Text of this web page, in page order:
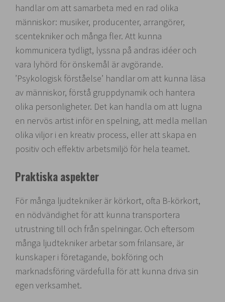
handlar om att samarbeta med en rad olika
människor: musiker, producenter, arrangörer,
scentekniker och många fler. Att kunna
kommunicera tydligt, lyssna på andras idéer och
vara lyhörd för önskemål är avgörande.
’Psykologisk förståelse’ handlar om att kunna läsa
av människor, förstå gruppdynamik och hantera
olika personligheter. Det kan handla om att lugna
en nervös artist inför en spelning, att medla mellan
olika viljor i en kreativ process, eller att skapa en
positiv och effektiv arbetsmiljö för hela teamet.
Praktiska aspekter
För många ljudtekniker är körkort, ofta B-körkort,
en nödvändighet för att kunna transportera
utrustning till och från spelningar. Och eftersom
många ljudtekniker arbetar som frilansare, är
kunskaper i företagande, bokföring och
marknadsföring värdefulla för att kunna driva sin
egen verksamhet.